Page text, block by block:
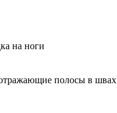
на ноги
полосы в швах